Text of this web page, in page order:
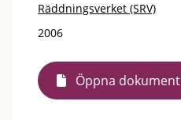
Räddningsverket (SRV)
2006
Öppna dokument